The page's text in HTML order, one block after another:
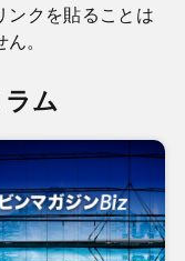
ンクを貼ることは
。
ム